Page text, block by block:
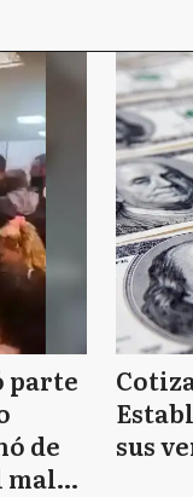
parte
de
mal
sus